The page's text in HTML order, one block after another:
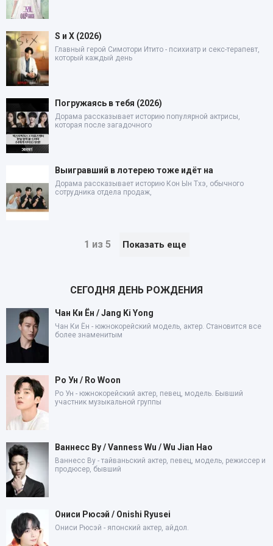
S и X (2026)
Главный герой Симотори Итито - психиатр и секс-терапевт,
который каждый день
Погружаясь в тебя (2026)
Дорама рассказывает историю популярной актрисы,
которая после загадочного
Выигравший в лотерею тоже идёт на
Дорама рассказывает историю Кон Ын Тхэ, обычного
сотрудника отдела продаж,
1 из 5 Показать еще
СЕГОДНЯ ДЕНЬ РОЖДЕНИЯ
Чан Ки Ён / Jang Ki Yong
Чан Ки Ён - южнокорейский модель, актер. Становится все
более знаменитым
Ро Ун / Ro Woon
Ро Ун - южнокорейский актер, певец, модель. Бывший
участник музыкальной группы
Ваннесс Ву / Vanness Wu / Wu Jian Hao
Ваннесс Ву - тайваньский актер, певец, модель, режиссер и
продюсер, бывший
Ониси Рюсэй / Onishi Ryusei
Ониси Рюсэй - японский актер, айдол.